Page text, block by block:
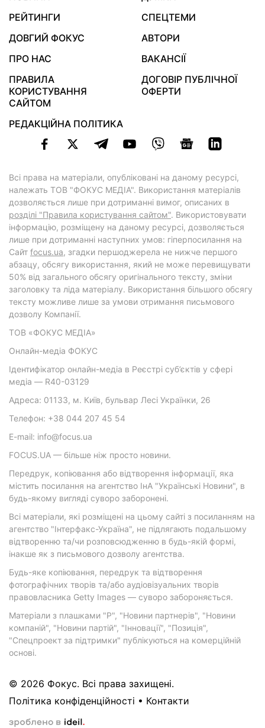
РЕЙТИНГИ
СПЕЦТЕМИ
ДОВГИЙ ФОКУС
АВТОРИ
ПРО НАС
ВАКАНСІЇ
ПРАВИЛА
КОРИСТУВАННЯ
САЙТОМ
ДОГОВІР ПУБЛІЧНОЇ
ОФЕРТИ
РЕДАКЦІЙНА ПОЛІТИКА
Всі права на матеріали, опубліковані на даному ресурсі,
належать ТОВ "ФОКУС МЕДІА". Використання матеріалів
дозволяється лише при дотриманні вимог, описаних в
розділі "Правила користування сайтом". Використовувати
інформацію, розміщену на даному ресурсі, дозволяється
лише при дотриманні наступних умов: гіперпосилання на
Cайт focus.ua, згадки першоджерела не нижче першого
абзацу, обсягу використання, який не може перевищувати
50% від загального обсягу оригінального тексту, зміни
заголовку та ліда матеріалу. Використання більшого обсягу
тексту можливе лише за умови отримання письмового
дозволу Компанії.
ТОВ «ФОКУС МЕДІА»
Онлайн-медіа ФОКУС
Ідентифікатор онлайн-медіа в Реєстрі суб’єктів у сфері
медіа — R40-03129
Адреса: 01133, м. Київ, бульвар Лесі Українки, 26
Телефон: +38 044 207 45 54
E-mail: info@focus.ua
FOCUS.UA — більше ніж просто новини.
Передрук, копіювання або відтворення інформації, яка
містить посилання на агентство ІнА "Українські Новини", в
будь-якому вигляді суворо заборонені.
Всі матеріали, які розміщені на цьому сайті з посиланням на
агентство "Інтерфакс-Україна", не підлягають подальшому
відтворенню та/чи розповсюдженню в будь-якій формі,
інакше як з письмового дозволу агентства.
Будь-яке копіювання, передрук та відтворення
фотографічних творів та/або аудіовізуальних творів
правовласника Getty Images — суворо забороняється.
Матеріали з плашками "Р", "Новини партнерів", "Новини
компаній", "Новини партій", "Інновації", "Позиція",
"Спецпроект за підтримки" публікуються на комерційній
основі.
© 2026 Фокус. Всі права захищені.
Політика конфіденційності • Контакти